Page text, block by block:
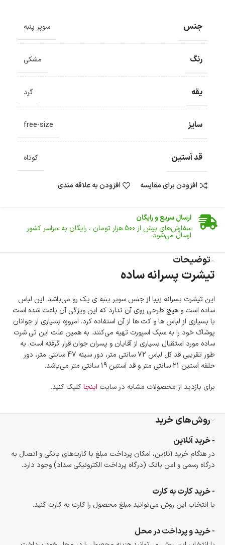
جنس سوپر پنبه
رنگ مشکی
یقه گرد
سایز free-size
قد آستین کوتاه
افزودن برای مقایسه افزودن به علاقه مندی
ضمانت اصالت کالا
ارسال سریع و رایگان
سفارش‌های بیش از 500 هزار تومان ، رایگان به سراسر کشور
ارسال می‌شود.
تا 14 روز پس از تحویل کالا می‌توانید آن را برگشت دهید.
امکان پرداخت در محل
وجود دارد.
امکان پرداخت اقساطی
خرید اقساطی با شرایط آسان و بدون ضامن امکان‌پذیر
است.
ضمانت اصالت کالا
گارانتی معتبر برای تمامی محصولات ارائه می‌شود.
توضیحات
تیشرت پسرانه ساده
این تیشرت پسرانه زیبا از جنس سوپر پنبه ی یک رو می‌باشد. این لباس
ساده است و هیچ طرحی روی آن ندارد که این ویژگی آن باعث شده است
با بسیاری از لباس ها و کت ها از آن استفاده کرد. امروزه بسیاری از جوانان
پوشاک خود را به سبک اسپورت تهیه می‌کنند. به همین علت این تی شرت
ساده مورد استقبال بسیاری از آقایان و پسران جوان قرار گرفته است. به
طور تقریبی قد کل لباس 72 سانتی متر، دور سینه 47 سانتی متر، دور
حلقه آستین 21 سانتی متر و قد آستین 19 سانتی متر می‌باشد.
برای بازدید از محصولات مشابه در سایت اینجاکلیک کنید.
روش‌های خرید
- خرید آنلاین
در هنگام خرید آنلاین، امکان پرداخت مبلغ با کارت‌های بانکی و اتصال به
درگاه رسمی و امن بانک (درگاه پرداخت الکترونیکی سداد) وجود دارد.
- خرید کارت به کارت
با انتخاب این روش می‌توانید مبلغ محصول را کارت به کارت کنید.
- خرید و پرداخت در محل